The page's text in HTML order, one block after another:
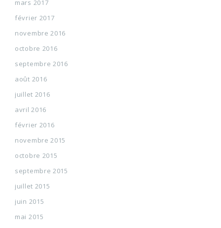
mars 2017
février 2017
novembre 2016
octobre 2016
septembre 2016
août 2016
juillet 2016
avril 2016
février 2016
novembre 2015
octobre 2015
septembre 2015
juillet 2015
juin 2015
mai 2015